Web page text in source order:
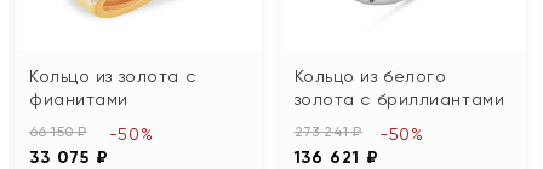
Кольцо из золота с
фианитами
66 150 ₽
33 075 ₽
-50%
Кольцо из белого
золота с бриллиантами
273 241 ₽
136 621 ₽
-50%